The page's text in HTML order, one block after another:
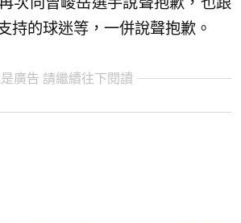
持的球迷等，一併說聲抱歉。
廣告 請繼續往下閱讀